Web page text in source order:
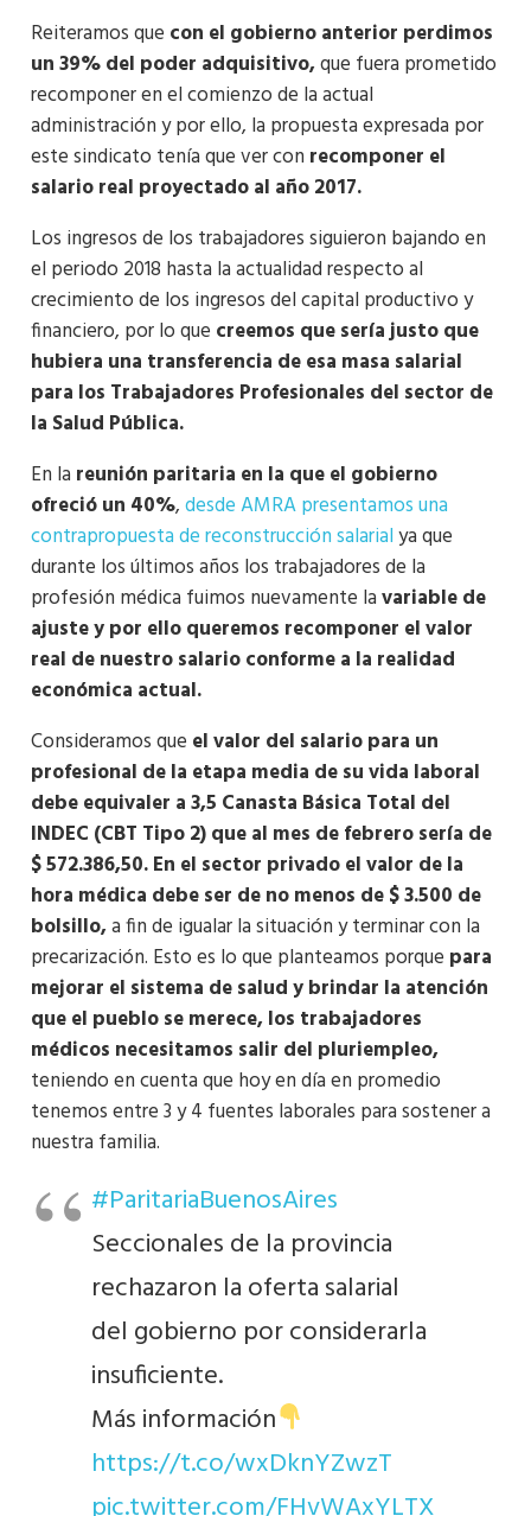
Reiteramos que con el gobierno anterior perdimos
un 39% del poder adquisitivo,que fuera prometido
recomponer en el comienzo de la actual
administración y por ello, la propuesta expresada por
este sindicato tenía que ver con recomponer el
salario real proyectado al año 2017.
Los ingresos de los trabajadores siguieron bajando en
el periodo 2018 hasta la actualidad respecto al
crecimiento de los ingresos del capital productivo y
financiero, por lo que creemos que sería justo que
hubiera una transferencia de esa masa salarial
para los Trabajadores Profesionales del sector de
la Salud Pública.
En la reunión paritaria en la que el gobierno
ofreció un 40%,desde AMRA presentamos una
contrapropuesta de reconstrucción salarialya que
durante los últimos años los trabajadores de la
profesión médica fuimos nuevamente lavariable de
ajuste y por ello queremos recomponer el valor
real de nuestro salario conforme a la realidad
económica actual.
Consideramos que el valor del salario para un
profesional de la etapa media de su vida laboral
debe equivaler a 3,5 Canasta Básica Total del
INDEC (CBT Tipo 2) que al mes de febrero sería de
$ 572.386,50. En el sector privado el valor de la
hora médica debe ser de no menos de $ 3.500 de
bolsillo,a fin de igualar la situación y terminar con la
precarización. Esto es lo que planteamos porque para
mejorar el sistema de salud y brindar la atención
que el pueblo se merece, los trabajadores
médicos necesitamos salir del pluriempleo,
teniendo en cuenta que hoy en día en promedio
tenemos entre 3 y 4 fuentes laborales para sostener a
nuestra familia.
#ParitariaBuenosAires
Seccionales de la provincia
rechazaron la oferta salarial
del gobierno por considerarla
insuficiente.
Más información
https://t.co/wxDknYZwzT